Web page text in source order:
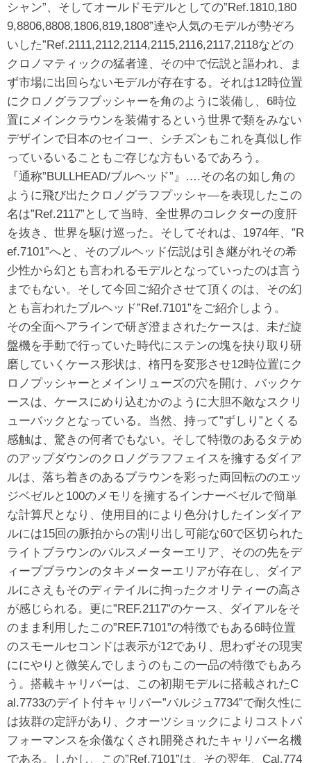
シャン”、そしてオールドモデルとしての”Ref.1810,180
9,8806,8808,1806,819,1808”達や人気のモデルが勢ぞろ
いした”Ref.2111,2112,2114,2115,2116,2117,2118などの
クロノマティックの猛者達、その中で伝説と謳われ、ま
ず市場に出回らないモデルが存在する。それは12時位置
にクロノグラフブッシャーを角のように装備し、6時位
置にメインクラウンを装備するという世界で類をみない
デザインで日本のセイコー、シチズンもこれを真似し作
っているいることもご存じな方もいるであろう。
『通称”BULLHEAD/ブルヘッド”』….その名の如し角の
ように飛び出たクロノグラフプッシャ―を表現したこの
名は”Ref.2117”として当時、全世界のコレクターの度肝
を抜き、世界を駆け巡った。そしてそれは、1974年、”R
ef.7101”へと、そのブルヘッド伝説は引き継がれその希
少性から幻とも言われるモデルとなっていったのは言う
までもない。そして今回ご紹介させて頂くのは、その幻
とも言われたブルヘッド”Ref.7101”をご紹介しよう。
その全面ヘアラインで研ぎ澄まされたケースは、未だ旋
盤機を手動で行っていた時代にステンの塊を抉り取り研
磨していくケース形状は、楕円を変形させ12時位置にク
ロノプッシャーとメインリューズの穴を開け、バックケ
ースは、ケースにめり込むかのように大胆不敵なスクリ
ューバックとなっている。当然、持って”ずしり”とくる
感触は、驚きの何者でもない。そして特徴のあるタテめ
のアップダウンのクロノグラフフェイスを擁するダイア
ルは、落ち着きのあるブラウンを彩った両回転ののエッ
ジベゼルと100のメモリを擁するインナーベゼルで簡単
な計算尺となり、使用目的により色分けしたインダイア
ルには15回の脈拍からの割り出し可能な60で区切られた
ライトブラウンのバルスメーターエリア、そのの先をデ
ィープブラウンのタキメーターエリアが存在し、ダイア
ルにさえもそのディテイルに拘ったクオリティーの高さ
が感じられる。更に”REF.2117”のケース、ダイアルをそ
のまま利用したこの”REF.7101”の特徴でもある6時位置
のスモールセコンドは表示が12であり、思わずその現実
ににやりと微笑んでしまうのもこの一品の特徴でもあろ
う。搭載キャリバーは、この初期モデルに搭載されたC
al.7733のデイト付キャリバー”バルジュ7734”で耐久性に
は抜群の定評があり、クオーツショックによりコストパ
フォーマンスを余儀なくされ開発されたキャリバー名機
である。しかし、この”Ref.7101”は、その翌年、Cal.774